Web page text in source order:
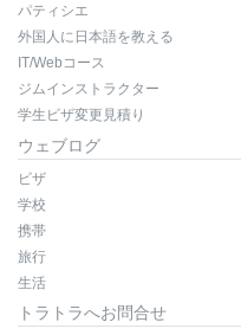
パティシエ
外国人に日本語を教える
IT/Webコース
ジムインストラクター
学生ビザ変更見積り
ウェブログ
ビザ
学校
携帯
旅行
生活
トラトラへお問合せ